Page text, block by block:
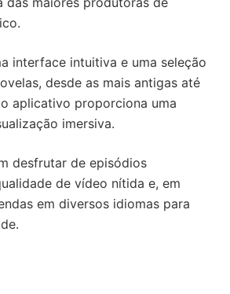
interface intuitiva e uma seleção
desde as mais antigas até
aplicativo proporciona uma
imersiva.
desfrutar de episódios
de vídeo nítida e, em
em diversos idiomas para